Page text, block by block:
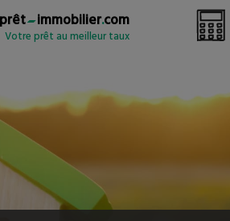
prêt immobilier.com
Votre prêt au meilleur taux